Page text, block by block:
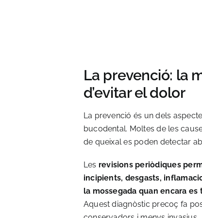
La prevenció: la
d’evitar el dolor
La prevenció és un dels
bucodental. Moltes de les
de queixal es poden detectar
Les revisions periòdiques
incipients, desgasts,
la mossegada quan encara
Aquest diagnòstic precoç fa